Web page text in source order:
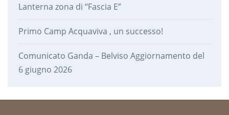
Lanterna zona di “Fascia E”
Primo Camp Acquaviva , un successo!
Comunicato Ganda – Belviso Aggiornamento del
6 giugno 2026